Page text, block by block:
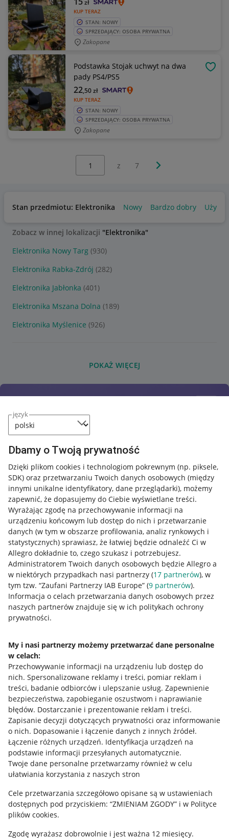
język
Dbamy o Twoją prywatność
Dzięki plikom cookies i technologiom pokrewnym (np. piksele,
SDK) oraz przetwarzaniu Twoich danych osobowych (między
innymi unikalne identyfikatory, dane przeglądarki), możemy
zapewnić, że dopasujemy do Ciebie wyświetlane treści.
Wyrażając zgodę na przechowywanie informacji na
urządzeniu końcowym lub dostęp do nich i przetwarzanie
danych (w tym w obszarze profilowania, analiz rynkowych i
statystycznych) sprawiasz, że łatwiej będzie odnaleźć Ci w
Allegro dokładnie to, czego szukasz i potrzebujesz.
Administratorem Twoich danych osobowych będzie Allegro a
w niektórych przypadkach nasi partnerzy (17 partnerów), w
tym tzw. “Zaufani Partnerzy IAB Europe” (9 partnerów).
Informacja o celach przetwarzania danych osobowych przez
naszych partnerów znajduje się w ich politykach ochrony
prywatności.
My i nasi partnerzy możemy przetwarzać dane personalne
w celach:
Przechowywanie informacji na urządzeniu lub dostęp do
nich. Spersonalizowane reklamy i treści, pomiar reklam i
treści, badanie odbiorców i ulepszanie usług. Zapewnienie
bezpieczeństwa, zapobieganie oszustwom i naprawianie
błędów. Dostarczanie i prezentowanie reklam i treści.
Zapisanie decyzji dotyczących prywatności oraz informowanie
o nich. Dopasowanie i łączenie danych z innych źródeł.
Łączenie różnych urządzeń. Identyfikacja urządzeń na
podstawie informacji przesyłanych automatycznie.
Twoje dane personalne przetwarzamy również w celu
ułatwiania korzystania z naszych stron
Cele przetwarzania szczegółowo opisane są w ustawieniach
dostępnych pod przyciskiem: “ZMIENIAM ZGODY” i w Polityce
plików cookies.
Zgodę wyrażasz dobrowolnie i jest ważna 12 miesięcy.
KUP TERAZ
zł
STAN: NOWY
SPRZEDAJĄCY: OSOBA PRYWATNA
Zakopane
Podstawka Stojak uchwyt na dwa
pady PS4/PS5
KUP TERAZ
22,50zł
STAN: NOWY
SPRZEDAJĄCY: OSOBA PRYWATNA
Zakopane
z 7 Następna strona
Stan przedmiotu: Elektronika Nowy Bardzo dobry
Zobacz w innej lokalizacji "Elektronika"
Elektronika Nowy Targ (930)
Elektronika Rabka-Zdrój (282)
Elektronika Jabłonka (401)
Elektronika Mszana Dolna (189)
Elektronika Myślenice (926)
POKAŻ WIĘCEJ
Przydatne informacje
Jak to działa
Allegro Gadane dla sprzedających
Allegro Gadane dla kupujących
Mapa miejscowości
Informacje prawne
Regulamin
Polityka plików "cookies"
Ustawienia plików "cookies"
Udostępnianie lokalizacji
Informacje dla Aktu o Usługach Cyfrowych